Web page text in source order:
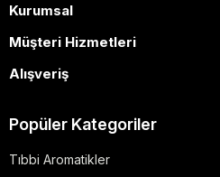
Kurumsal
Müşteri Hizmetleri
Alışveriş
Popüler Kategoriler
Tıbbi Aromatikler